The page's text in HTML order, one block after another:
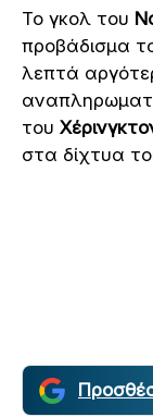
Το γκολ του
προβάδισμα
λεπτά
του
στα δίχτυα